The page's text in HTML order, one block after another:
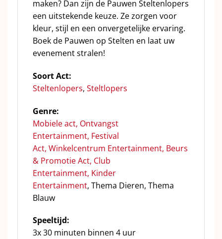
maken? Dan zijn de Pauwen Steltenlopers
een uitstekende keuze. Ze zorgen voor
kleur, stijl en een onvergetelijke ervaring.
Boek de Pauwen op Stelten en laat uw
evenement stralen!
Soort Act:
Steltenlopers, Steltlopers
Genre:
Mobiele act, Ontvangst
Entertainment, Festival
Act, Winkelcentrum Entertainment, Beurs
& Promotie Act, Club
Entertainment, Kinder
Entertainment, Thema Dieren, Thema
Blauw
Speeltijd:
3x 30 minuten binnen 4 uur